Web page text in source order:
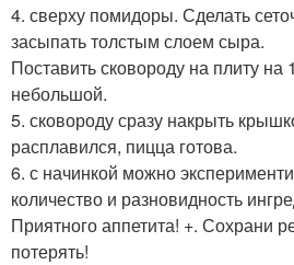
4. сверху помидоры. Сделать
засыпать толстым слоем сыра.
Поставить сковороду на плиту на
небольшой.
5. сковороду сразу накрыть
расплавился, пицца готова.
6. с начинкой можно
количество и разновидность
Приятного аппетита! +. Сохрани
потерять!